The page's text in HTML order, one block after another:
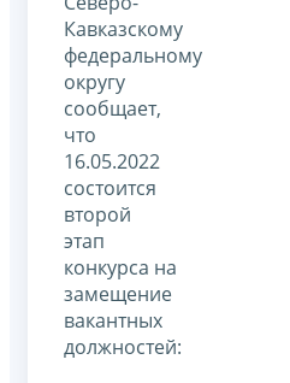
Кавказскому
федеральному
округу
сообщает,
что
16.05.2022
состоится
второй
этап
конкурса на
замещение
вакантных
должностей: